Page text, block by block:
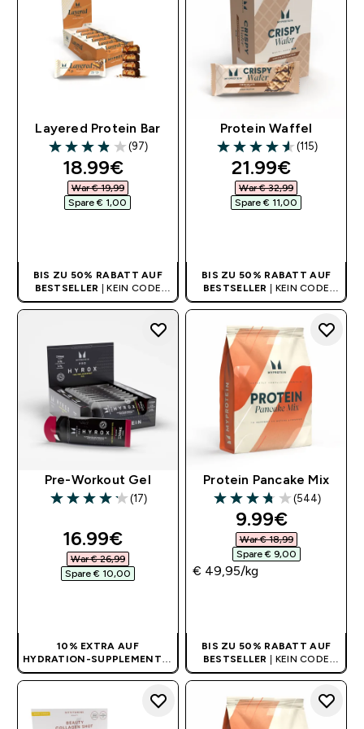
Layered Protein Bar
3.85 out of 5 stars
(97)
discounted price
18.99€‎
War € 19,99‎
Spare € 1,00‎
BIS ZU 50% RABATT AUF
BESTSELLER | KEIN CODE
BENÖTIGT
Protein Waffel
4.56 out of 5 stars
(115)
discounted
21.99€‎
War € 32,99‎
Spare € 11,00‎
BIS ZU 50% RABATT AUF
BESTSELLER | KEIN CODE
BENÖTIGT
Pre-Workout Gel
4.18 out of 5 stars
(17)
discounted price
16.99€‎
War € 26,99‎
Spare € 10,00‎
10% EXTRA AUF
HYDRATION-SUPPLEMENTE|
KEIN CODE BENÖTIGT
Protein Pancake Mix
3.73 out of 5 stars
(544)
discounted
9.99€‎
War € 18,99‎
Spare € 9,00‎
€ 49,95‎/kg
BIS ZU 50% RABATT AUF
BESTSELLER
| KEIN CODE
BENÖTIGT